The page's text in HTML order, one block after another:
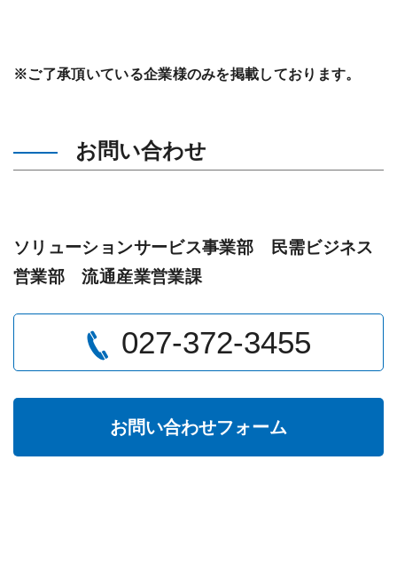
※ご了承頂いている企業様のみを掲載しております。
お問い合わせ
ソリューションサービス事業部 民需ビジネス
営業部 流通産業営業課
027-372-3455
お問い合わせフォーム